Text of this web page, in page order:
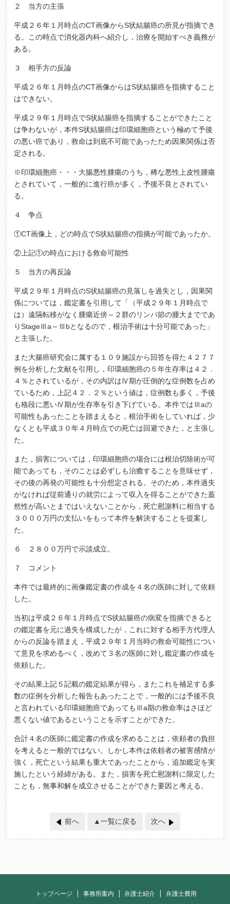
２ 当方の主張
平成２６年１月時点のCT画像からS状結腸癌の所見が指摘でき
る。この時点で消化器内科へ紹介し，治療を開始すべき義務が
ある。
３ 相手方の反論
平成２６年１月時点のCT画像からはS状結腸癌を指摘すること
はできない。
平成２９年１月時点でS状結腸癌を指摘することができたこと
は争わないが，本件S状結腸癌は印環細胞癌という極めて予後
の悪い癌であり，救命は到底不可能であったため因果関係は否
定される。
※印環細胞癌・・・大腸悪性腫瘍のうち，稀な悪性上皮性腫瘍
とされていて，一般的に進行癌が多く，予後不良とされてい
る。
４ 争点
①CT画像上，どの時点でS状結腸癌の指摘が可能であったか。
②上記①の時点における救命可能性
５ 当方の再反論
平成２９年１月時点のS状結腸癌の見落しを過失とし，因果関
係については，鑑定書を引用して「（平成２９年１月時点で
は）遠隔転移がなく腫瘍近傍～２群のリンパ節の腫大までであ
りStageⅢa～Ⅲbとなるので，根治手術は十分可能であった」
と主張した。
また大腸癌研究会に属する１０９施設から回答を得た４２７７
例を分析した文献を引用し，印環細胞癌の５年生存率は４２．
４％とされているが，その内訳はⅣ期が圧倒的な症例数を占め
ているため，上記４２．２％という値は，症例数も多く，予後
も格段に悪いⅣ期が生存率を引き下げている。本件ではⅢaの
可能性もあったことを踏まえると，根治手術をしていれば，少
なくとも平成３０年４月時点での死亡は回避できた，と主張し
た。
また，損害については，印環細胞癌の場合には根治切除術が可
能であっても，そのことは必ずしも治癒することを意味せず，
その後の再発の可能性も十分想定される。そのため，本件過失
がなければ従前通りの就労によって収入を得ることができた蓋
然性が高いとまではいえないことから，死亡慰謝料に相当する
３０００万円の支払いをもって本件を解決することを提案し
た。
６ ２８００万円で示談成立。
７ コメント
本件では最終的に画像鑑定書の作成を４名の医師に対して依頼
した。
当初は平成２６年１月時点でS状結腸癌の病変を指摘できると
の鑑定書を元に過失を構成したが，これに対する相手方代理人
からの反論を踏まえ，平成２９年１月当時の救命可能性につい
て意見を求めるべく，改めて３名の医師に対し鑑定書の作成を
依頼した。
その結果上記５記載の鑑定結果が得ら，またこれを補足する多
数の症例を分析した報告もあったことで，一般的には予後不良
と言われている印環細胞癌であってもⅢa期の救命率はさほど
悪くない値であるということを示すことができた。
合計４名の医師に鑑定書の作成を求めることは，依頼者の負担
を考えると一般的ではない。しかし本件は依頼者の被害感情が
強く，死亡という結果も重大であったことから，追加鑑定を実
施したという経緯がある。また，損害を死亡慰謝料に限定した
ことも，無事和解を成立させることができた要因と考える。
前へ ▲一覧に戻る 次へ
トップページ 事務所案内 弁護士紹介 弁護士費用